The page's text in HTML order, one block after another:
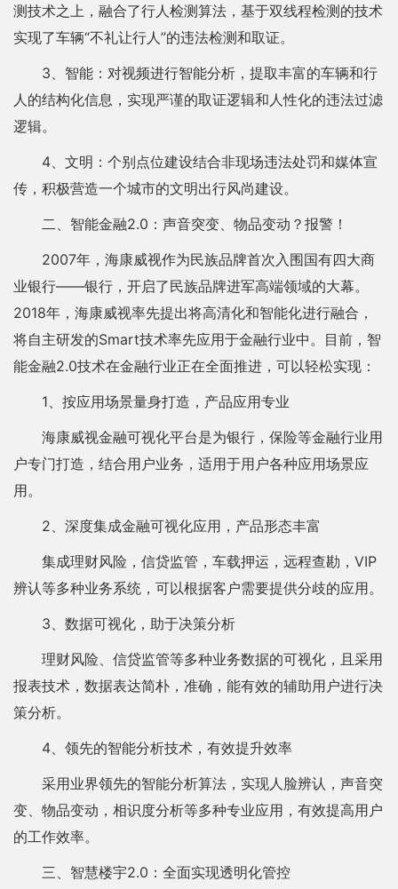
测技术之上，融合了行人检测算法，基于双线程检测的技术
实现了车辆“不礼让行人”的违法检测和取证。
3、智能：对视频进行智能分析，提取丰富的车辆和行
人的结构化信息，实现严谨的取证逻辑和人性化的违法过滤
逻辑。
4、文明：个别点位建设结合非现场违法处罚和媒体宣
传，积极营造一个城市的文明出行风尚建设。
二、智能金融2.0：声音突变、物品变动？报警！
2007年，海康威视作为民族品牌首次入围国有四大商
业银行——银行，开启了民族品牌进军高端领域的大幕。
2018年，海康威视率先提出将高清化和智能化进行融合，
将自主研发的Smart技术率先应用于金融行业中。目前，智
能金融2.0技术在金融行业正在全面推进，可以轻松实现：
1、按应用场景量身打造，产品应用专业
海康威视金融可视化平台是为银行，保险等金融行业用
户专门打造，结合用户业务，适用于用户各种应用场景应
用。
2、深度集成金融可视化应用，产品形态丰富
集成理财风险，信贷监管，车载押运，远程查勘，VIP
辨认等多种业务系统，可以根据客户需要提供分歧的应用。
3、数据可视化，助于决策分析
理财风险、信贷监管等多种业务数据的可视化，且采用
报表技术，数据表达简朴，准确，能有效的辅助用户进行决
策分析。
4、领先的智能分析技术，有效提升效率
采用业界领先的智能分析算法，实现人脸辨认，声音突
变、物品变动，相识度分析等多种专业应用，有效提高用户
的工作效率。
三、智慧楼宇2.0：全面实现透明化管控